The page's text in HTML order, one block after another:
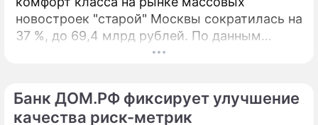
новостроек "старой" Москвы сократилась на
37 %, до 69,4 млрд рублей. По данным
агентства "Метриум", падение связано с
месяца 2026 года дольщики приобрели 3,6
тыс.
Банк ДОМ.РФ фиксирует улучшение
качества риск-метрик